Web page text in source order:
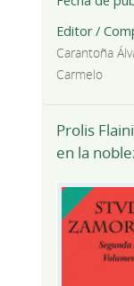
Editor /
Carantoña
Carmelo
Prolis
en la